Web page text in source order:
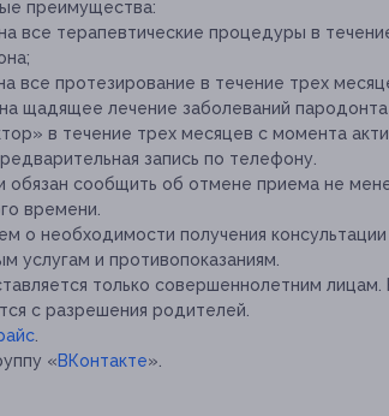
преимущества:
все терапевтические процедуры в
все протезирование в течение трех
щадящее лечение заболеваний
в течение трех месяцев с момента
запись по телефону.
обязан сообщить об отмене приема не
времени.
о необходимости получения консультации
услугам и противопоказаниям.
только совершеннолетним
с разрешения родителей.
«ВКонтакте».